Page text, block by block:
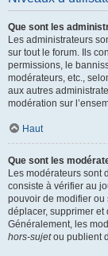
Que sont les
Les administrateurs
sur tout le forum. Ils
permissions, le
modérateurs, etc.,
aux autres
modération sur
Haut
Que sont les
Les modérateurs sont
consiste à vérifier au
pouvoir de modifier ou
déplacer, supprimer et
Généralement, les
hors-sujetou publient